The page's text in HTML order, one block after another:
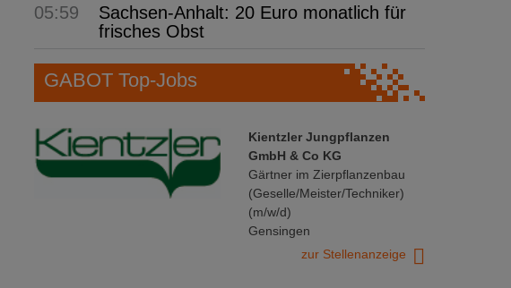
05:59
Sachsen-Anhalt: 20 Euro monatlich für
frisches Obst
GABOT Top-Jobs
Kientzler Jungpflanzen
GmbH & Co KG
Gärtner im Zierpflanzenbau
(Geselle/Meister/Techniker)
(m/w/d)
Gensingen
zur Stellenanzeige